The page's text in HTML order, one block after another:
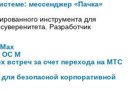
мессенджер «Пачка»
инструмента для
Разработчик
ОС М
встреч за счет перехода на МТС
безопасной корпоративной